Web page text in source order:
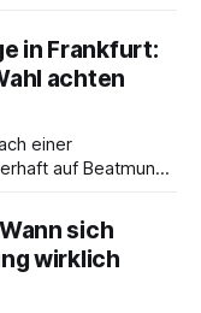
in Frankfurt:
achten
einer
auf Beatmung
schwierige
der Klinik bleiben –
außerklinische
Sie
sich
wirklich